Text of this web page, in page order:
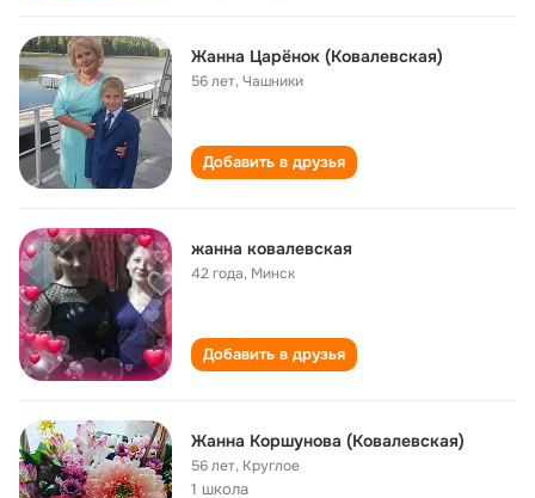
Жанна Царёнок (Ковалевская)
56 лет,Чашники
Добавить в друзья
жанна ковалевская
42 года, Минск
Добавить в друзья
Жанна Коршунова (Ковалевская)
56 лет, Круглое
1 школа